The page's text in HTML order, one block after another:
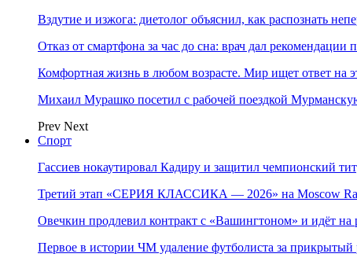
Вздутие и изжога: диетолог объяснил, как распознать
Отказ от смартфона за час до сна: врач дал
Комфортная жизнь в любом возрасте. Мир ищет ответ на
Михаил Мурашко посетил с рабочей поездкой
Prev Next
Спорт
Гассиев нокаутировал Кадиру и защитил чемпионский
Третий этап «СЕРИЯ КЛАССИКА — 2026» на Moscow
Овечкин продлевил контракт с «Вашингтоном» и идёт на
Первое в истории ЧМ удаление футболиста за прикрытый